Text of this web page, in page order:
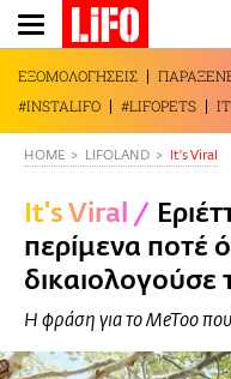
Παράκαμψη
προς
το
κυρίως
περιεχόμενο
ΕΞΟΜΟΛΟΓΗΣΕΙΣ
#INSTALIFO
#LIFOPETS
HOME LIFOLAND It's Viral
It's Viral /
περίμενα ποτέ
δικαιολογούσε
Η φράση για το MeToo